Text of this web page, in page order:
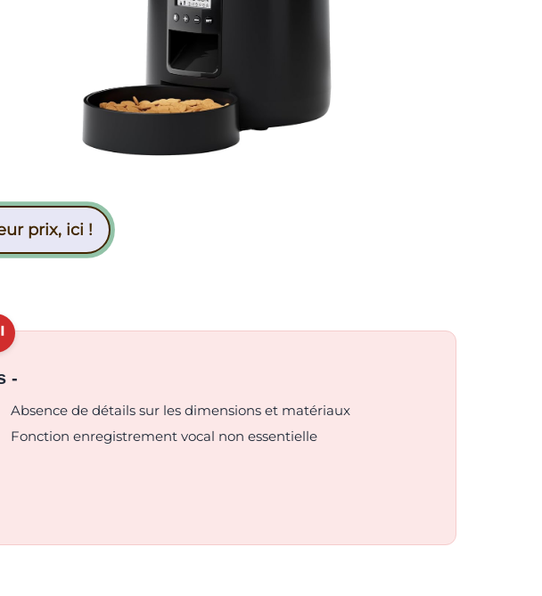
prix, ici !
-
Absence de détails sur les dimensions et matériaux
Fonction enregistrement vocal non essentielle